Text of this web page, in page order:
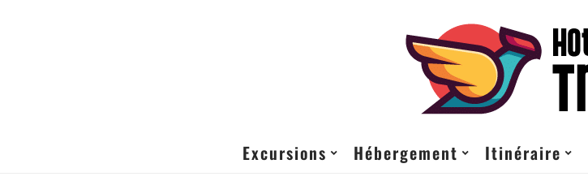
Excursions Hébergement Itinéraire